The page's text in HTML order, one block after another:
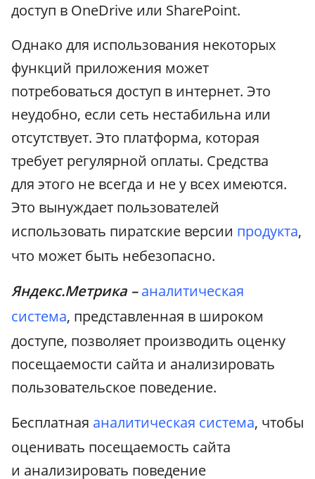
доступ в OneDrive или SharePoint.
Однако для использования некоторых
функций приложения может
потребоваться доступ в интернет. Это
неудобно, если сеть нестабильна или
отсутствует. Это платформа, которая
требует регулярной оплаты. Средства
для этого не всегда и не у всех имеются.
Это вынуждает пользователей
использовать пиратские версии продукта,
что может быть небезопасно.
Яндекс.Метрика – аналитическая
система, представленная в широком
доступе, позволяет производить оценку
посещаемости сайта и анализировать
пользовательское поведение.
Бесплатная аналитическая система, чтобы
оценивать посещаемость сайта
и анализировать поведение